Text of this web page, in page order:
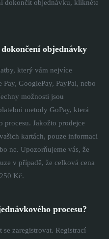
dokončit objednávku, klikněte
objednávky
který vám nejvíce
GooglePay, PayPal, nebo
možnosti jsou
metody GoPay, která
procesu. Jakožto prodejce
kartách, pouze informaci
ne. Upozorňujeme vás, že
v případě, že celková cena
Kč.
procesu?
zaregistrovat. Registrací